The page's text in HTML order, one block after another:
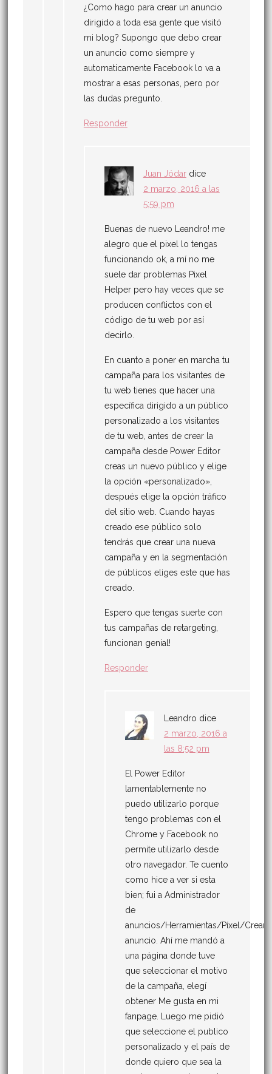
¿Como hago para crear un anuncio
dirigido a toda esa gente que visitó
mi blog? Supongo que debo crear
un anuncio como siempre y
automaticamente Facebook lo va a
mostrar a esas personas, pero por
las dudas pregunto.
Responder
Juan Jódar dice
2 marzo, 2016 a las
5:59 pm
Buenas de nuevo Leandro! me
alegro que el pixel lo tengas
funcionando ok, a mí no me
suele dar problemas Pixel
Helper pero hay veces que se
producen conflictos con el
código de tu web por así
decirlo.
En cuanto a poner en marcha tu
campaña para los visitantes de
tu web tienes que hacer una
específica dirigido a un público
personalizado a los visitantes
de tu web, antes de crear la
campaña desde Power Editor
creas un nuevo público y elige
la opción «personalizado»,
después elige la opción tráfico
del sitio web. Cuando hayas
creado ese público solo
tendrás que crear una nueva
campaña y en la segmentación
de públicos eliges este que has
creado.
Espero que tengas suerte con
tus campañas de retargeting,
funcionan genial!
Responder
Leandro dice
2 marzo, 2016 a
las 8:52 pm
El Power Editor
lamentablemente no
puedo utilizarlo porque
tengo problemas con el
Chrome y Facebook no
permite utilizarlo desde
otro navegador. Te cuento
como hice a ver si esta
bien; fui a Administrador
de
anuncios/Herramientas/Píxel/Crear
anuncio. Ahí me mandó a
una página donde tuve
que seleccionar el motivo
de la campaña, elegí
obtener Me gusta en mi
fanpage. Luego me pidió
que seleccione el publico
personalizado y el país de
donde quiero que sea la